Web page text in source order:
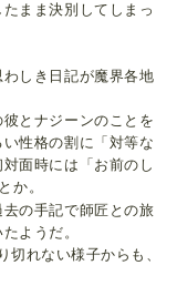
まま決別してしまっ
しき日記が魔界各地
とナジーンのことを
性格の割に「対等な
面時には「お前のし
か。
の手記で師匠との旅
ようだ。
れない様子からも、